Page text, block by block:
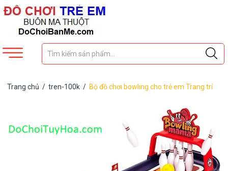
Trang chủ / tren-100k / Bộ đồ chơi bowling cho trẻ em Trang trí